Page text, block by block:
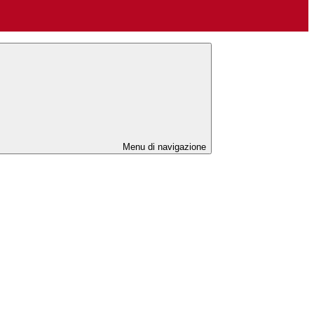
Menu di navigazione